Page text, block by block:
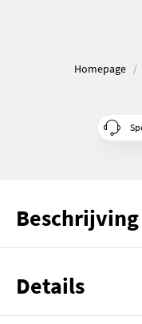
Homepage
Beschrijving
Details